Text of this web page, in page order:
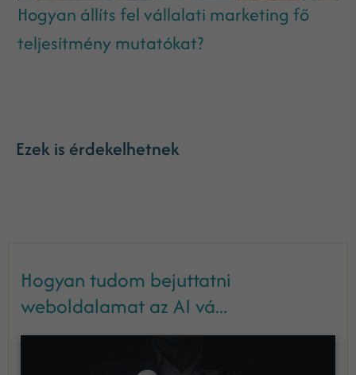
Hogyan állíts fel vállalati marketing fő
teljesítmény mutatókat?
Ezek is érdekelhetnek
Hogyan tudom bejuttatni
weboldalamat az AI vá...